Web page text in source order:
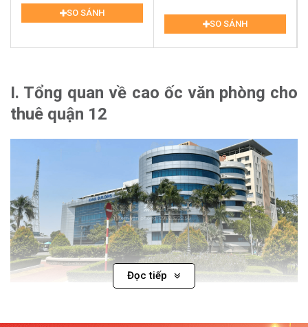
SO SÁNH
SO SÁNH
I. Tổng quan về cao ốc văn phòng cho
thuê quận 12
Đọc tiếp